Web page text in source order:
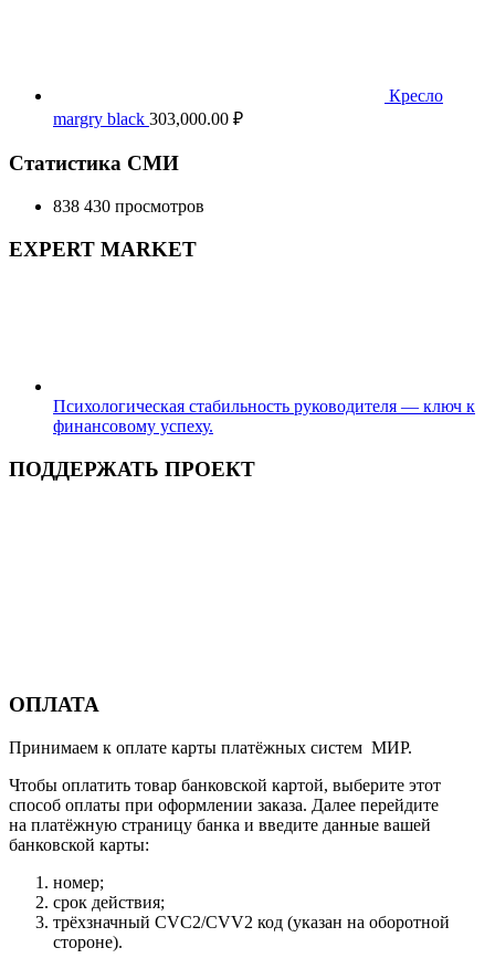
Кресло
margry black 303,000.00 ₽
Статистика СМИ
838 430 просмотров
EXPERT MARKET
Психологическая стабильность руководителя — ключ к
финансовому успеху.
ПОДДЕРЖАТЬ ПРОЕКТ
ОПЛАТА
Принимаем к оплате карты платёжных систем МИР.
Чтобы оплатить товар банковской картой, выберите этот
способ оплаты при оформлении заказа. Далее перейдите
на платёжную страницу банка и введите данные вашей
банковской карты:
номер;
срок действия;
трёхзначный CVC2/CVV2 код (указан на оборотной
стороне).